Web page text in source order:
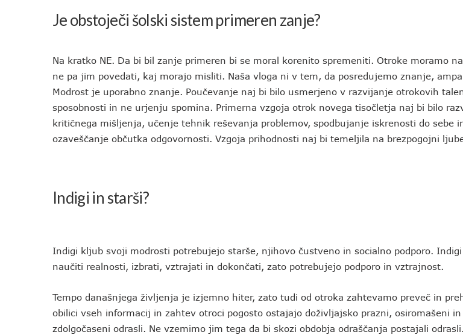
Je obstoječi šolski sistem primeren zanje?
Na kratko NE. Da bi bil zanje primeren bi se moral korenito spremeniti. Otroke moramo
ne pa jim povedati, kaj morajo misliti. Naša vloga ni v tem, da posredujemo znanje,
Modrost je uporabno znanje. Poučevanje naj bi bilo usmerjeno v razvijanje otrokovih
sposobnosti in ne urjenju spomina. Primerna vzgoja otrok novega tisočletja naj bi bilo
kritičnega mišljenja, učenje tehnik reševanja problemov, spodbujanje iskrenosti do sebe
ozaveščanje občutka odgovornosti. Vzgoja prihodnosti naj bi temeljila na brezpogojni
Indigi in starši?
Indigi kljub svoji modrosti potrebujejo starše, njihovo čustveno in socialno podporo.
naučiti realnosti, izbrati, vztrajati in dokončati, zato potrebujejo podporo in vztrajnost.
Tempo današnjega življenja je izjemno hiter, zato tudi od otroka zahtevamo preveč in
obilici vseh informacij in zahtev otroci pogosto ostajajo doživljajsko prazni, osiromašeni
zdolgočaseni odrasli. Ne vzemimo jim tega da bi skozi obdobja odraščanja postajali odrasli.